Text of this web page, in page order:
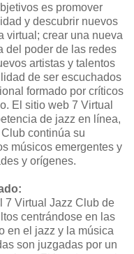
es promover
y descubrir nuevos
virtual; crear una nueva
del poder de las redes
artistas y talentos
de ser escuchados
formado por críticos
El sitio web 7 Virtual
de jazz en línea,
continúa su
músicos emergentes y
y orígenes.
7 Virtual Jazz Club de
centrándose en las
en el jazz y la música
son juzgadas por un